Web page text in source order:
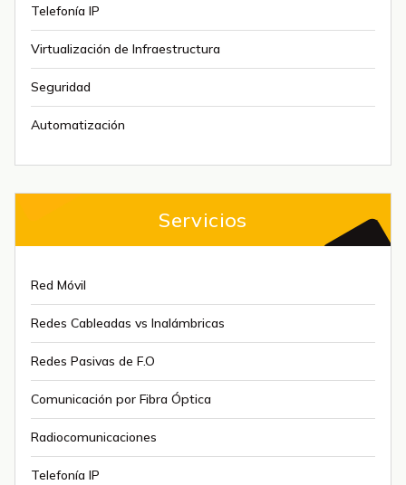
Telefonía IP
Virtualización de Infraestructura
Seguridad
Automatización
Servicios
Red Móvil
Redes Cableadas vs Inalámbricas
Redes Pasivas de F.O
Comunicación por Fibra Óptica
Radiocomunicaciones
Telefonía IP